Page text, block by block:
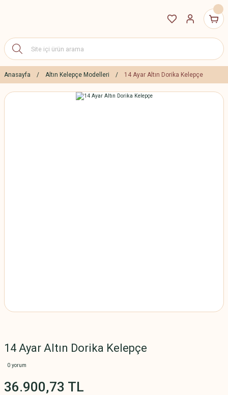
Anasayfa Altın Kelepçe Modelleri 14 Ayar Altın Dorika Kelepçe
14 Ayar Altın Dorika Kelepçe
0 yorum
36.900,73 TL